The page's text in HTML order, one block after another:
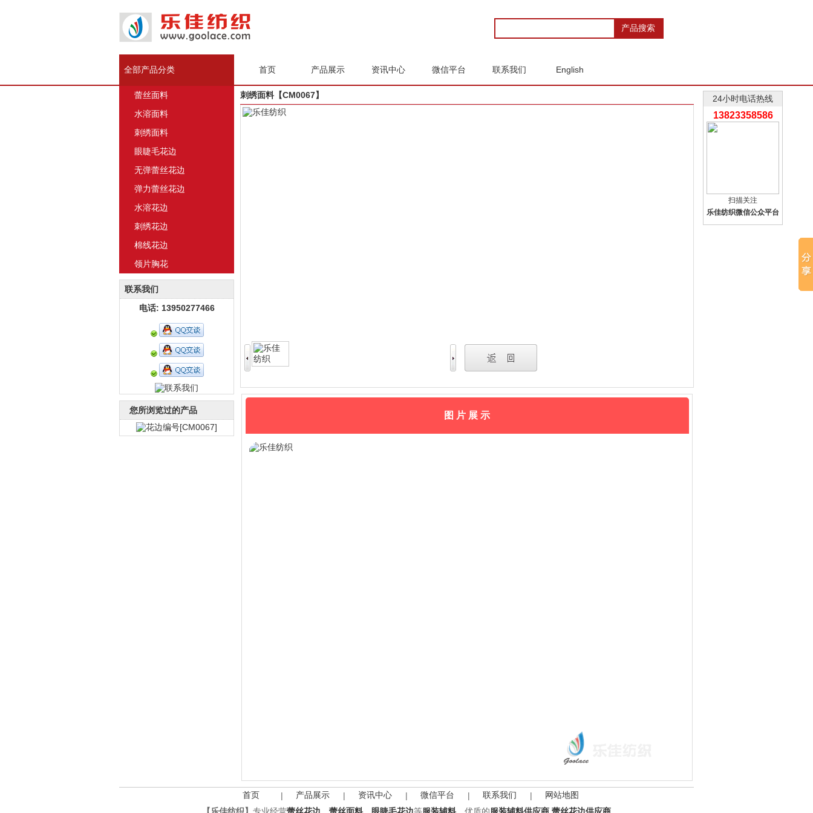
全部产品分类 首页 产品展示 资讯中心 微信平台 联系我们 English
24小时电话热线
13823358586
扫描关注
乐佳纺织微信公众平台
刺绣面料【CM0067】
图 片 展 示
蕾丝面料
水溶面料
刺绣面料
眼睫毛花边
无弹蕾丝花边
弹力蕾丝花边
水溶花边
刺绣花边
棉线花边
领片胸花
联系我们
电话: 13950277466
您所浏览过的产品
首页 | 产品展示 | 资讯中心 | 微信平台 | 联系我们 |
网站地图
【乐佳纺织】 专业经营蕾丝花边 蕾丝面料 眼睫毛花边等服装辅料 ，优质的服装辅料供应商 蕾丝花边供应商